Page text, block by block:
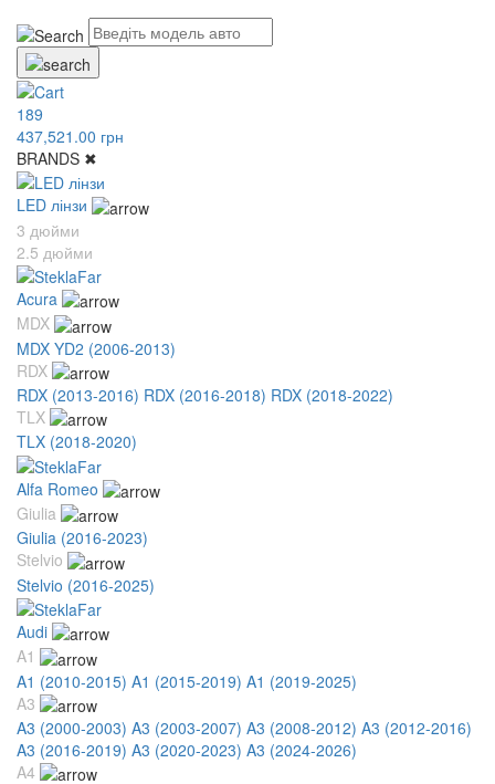
189
437,521.00 грн
BRANDS ✖
LED лінзи
3 дюйми
2.5 дюйми
Acura
MDX
MDX YD2 (2006-2013)
RDX
RDX (2013-2016) RDX (2016-2018) RDX (2018-2022)
TLX
TLX (2018-2020)
Alfa Romeo
Giulia
Giulia (2016-2023)
Stelvio
Stelvio (2016-2025)
Audi
A1
A1 (2010-2015) A1 (2015-2019) A1 (2019-2025)
A3
A3 (2000-2003) A3 (2003-2007) A3 (2008-2012) A3 (2012-2016)
A3 (2016-2019) A3 (2020-2023) A3 (2024-2026)
A4